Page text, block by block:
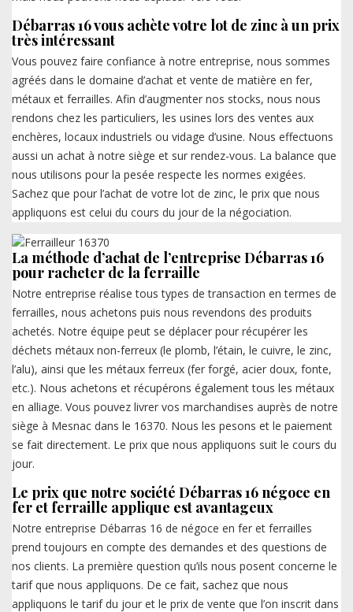
Débarras 16 vous achète votre lot de zinc à un prix
très intéressant
Vous pouvez faire confiance à notre entreprise, nous sommes
agréés dans le domaine d’achat et vente de matière en fer,
métaux et ferrailles. Afin d’augmenter nos stocks, nous nous
rendons chez les particuliers, les usines lors des ventes aux
enchères, locaux industriels ou vidage d’usine. Nous effectuons
aussi un achat à notre siège et sur rendez-vous. La balance que
nous utilisons pour la pesée respecte les normes exigées.
Sachez que pour l’achat de votre lot de zinc, le prix que nous
appliquons est celui du cours du jour de la négociation.
La méthode d’achat de l’entreprise Débarras 16
pour racheter de la ferraille
Notre entreprise réalise tous types de transaction en termes de
ferrailles, nous achetons puis nous revendons des produits
achetés. Notre équipe peut se déplacer pour récupérer les
déchets métaux non-ferreux (le plomb, l’étain, le cuivre, le zinc,
l’alu), ainsi que les métaux ferreux (fer forgé, acier doux, fonte,
etc.). Nous achetons et récupérons également tous les métaux
en alliage. Vous pouvez livrer vos marchandises auprès de notre
siège à Mesnac dans le 16370. Nous les pesons et le paiement
se fait directement. Le prix que nous appliquons suit le cours du
jour.
Le prix que notre société Débarras 16 négoce en
fer et ferraille applique est avantageux
Notre entreprise Débarras 16 de négoce en fer et ferrailles
prend toujours en compte des demandes et des questions de
nos clients. La première question qu’ils nous posent concerne le
tarif que nous appliquons. De ce fait, sachez que nous
appliquons le tarif du jour et le prix de vente que l’on inscrit dans